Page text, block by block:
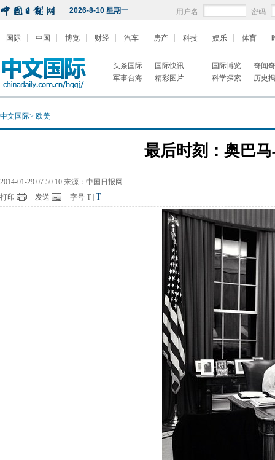
2026-8-10 星期一 用户名 密码
国际 中国 博览 财经 汽车 房产 科技 娱乐 体育
头条国际
国际快讯
军事台海
精彩图片
国际博览
奇闻
科学探索
历史
中文国际> 欧美
最后时刻：奥巴
2014-01-29 07:50:10 来源：中国日报网
打印
发送 字号 T T